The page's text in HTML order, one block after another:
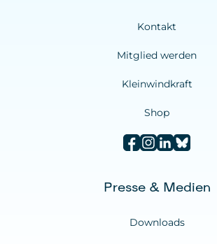
Kontakt
Mitglied werden
Kleinwindkraft
Shop
Presse & Medien
Downloads